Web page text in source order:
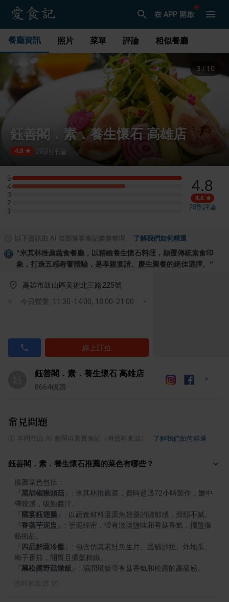
在 APP 開啟
餐廳資訊 照片 菜單 評論 相似餐廳
3 / 10
鈺善閣．素．養生懷石 高雄店
4.8 28 則評論
5
5 星：6 則評論
4
4 星：4 則評論
3
3 星：0 則評論
2
2 星：0 則評論
1
1 星：0 則評論
4.8
4.8
28則評論
以下資訊由 AI 從部落客食記彙整整理 了解我們如何精選
“米其林推薦蔬食餐廳，以精緻養生懷石料理，顛覆傳統素食印
象，打造五感奢饗體驗，是孝親宴請、慶生聚餐的絕佳選擇。 ”
高雄市鼓山區美術北三路225號
今日營業: 11:30-14:00, 18:00-21:00
線上訂位
鈺善閣．素．養生懷石 高雄店
8664個讚
常見問題
本問答由 AI 整理自真實食記（附資料來源） 了解我們如何精選
鈺善閣．素．養生懷石推薦的菜色有哪些？
黑胡椒猴頭菇
: 米其林推薦菜，費時超過72小時製作，嫩中
國宴鈺翅羹
香蒸芋泥盅
: 芋泥綿密，帶有淡淡鹽味和香菇香氣，擺盤像
四品鮮蔬冷盤
: 包含仿真素鮭魚生片、過貓沙拉、炸地瓜、
黑松露野菇燉飯 : 濕潤燉飯帶有菇香氣和松露的高級感。